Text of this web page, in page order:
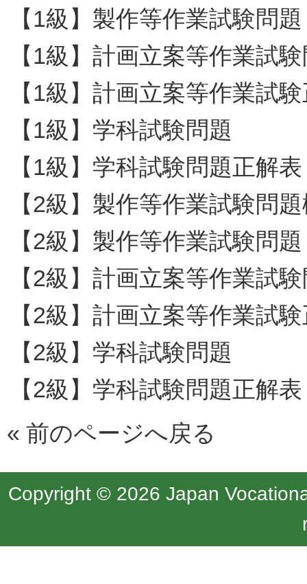
【1級】製作等作業試験問題
【1級】計画立案等作業試
【1級】計画立案等作業試
【1級】学科試験問題
【1級】学科試験問題正解表
【2級】製作等作業試験問
【2級】製作等作業試験問題
【2級】計画立案等作業試
【2級】計画立案等作業試
【2級】学科試験問題
【2級】学科試験問題正解表
« 前のページへ戻る
Copyright © 2026 Japan